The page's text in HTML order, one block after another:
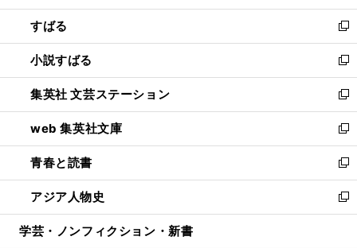
開
く
ウ
で
開
く
ン
ド
ウ
で
開
く
すばる
新
し
い
ウ
ィ
ン
ド
ウ
で
開
く
小説すばる
新
し
い
ウ
ィ
ン
ド
ウ
で
開
集英社 文芸ステーション
新
し
い
ウ
ィ
ン
ド
ウ
web 集英社文庫
新
し
い
ウ
ィ
ン
青春と読書
新
し
い
ウ
アジア人物史
新
し
学芸・ノンフィクション・新書